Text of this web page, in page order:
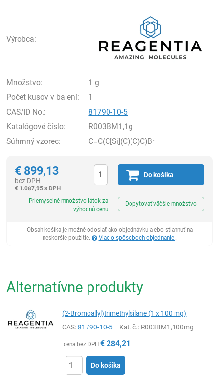
Výrobca:
Množstvo:
1 g
Počet kusov v balení:
1
CAS/ID No.:
81790-10-5
Katalógové číslo:
R003BM1,1g
Súhrnný vzorec:
C=C(C[Si](C)(C)C)Br
€ 899,13
bez DPH
€ 1.087,95 s DPH
Do košíka
Priemyselné množstvo látok za
výhodnú cenu
Dopytovať väčšie množstvo
Obsah košíka je možné odoslať ako objednávku alebo stiahnuť na
neskoršie použitie.
Viac o spôsoboch objednanie .
Alternatívne produkty
(2-Bromoallyl)trimethylsilane (1 x 100 mg)
CAS:81790-10-5 Kat. č.: R003BM1,100mg
cena bez DPH € 284,21
Do košíka